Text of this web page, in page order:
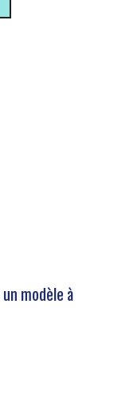
modèle à